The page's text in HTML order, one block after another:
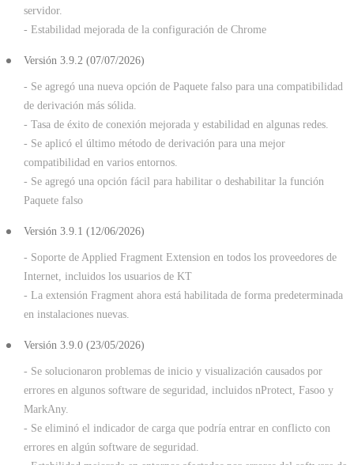
servidor.
- Estabilidad mejorada de la configuración de Chrome
Versión 3.9.2 (07/07/2026)
- Se agregó una nueva opción de Paquete falso para una compatibilidad
de derivación más sólida.
- Tasa de éxito de conexión mejorada y estabilidad en algunas redes.
- Se aplicó el último método de derivación para una mejor
compatibilidad en varios entornos.
- Se agregó una opción fácil para habilitar o deshabilitar la función
Paquete falso
Versión 3.9.1 (12/06/2026)
- Soporte de Applied Fragment Extension en todos los proveedores de
Internet, incluidos los usuarios de KT
- La extensión Fragment ahora está habilitada de forma predeterminada
en instalaciones nuevas.
Versión 3.9.0 (23/05/2026)
- Se solucionaron problemas de inicio y visualización causados por
errores en algunos software de seguridad, incluidos nProtect, Fasoo y
MarkAny.
- Se eliminó el indicador de carga que podría entrar en conflicto con
errores en algún software de seguridad.